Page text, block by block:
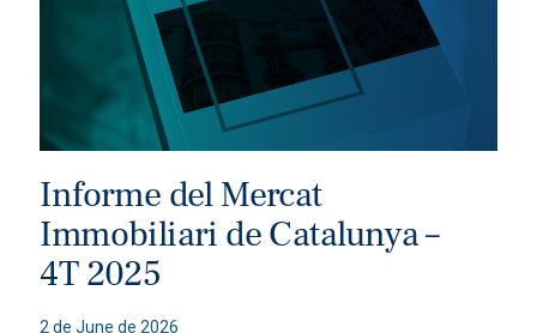
Informe del Mercat
Immobiliari de Catalunya –
4T 2025
2 de June de 2026